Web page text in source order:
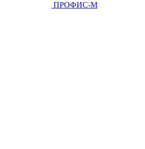
ПРОФИС-М